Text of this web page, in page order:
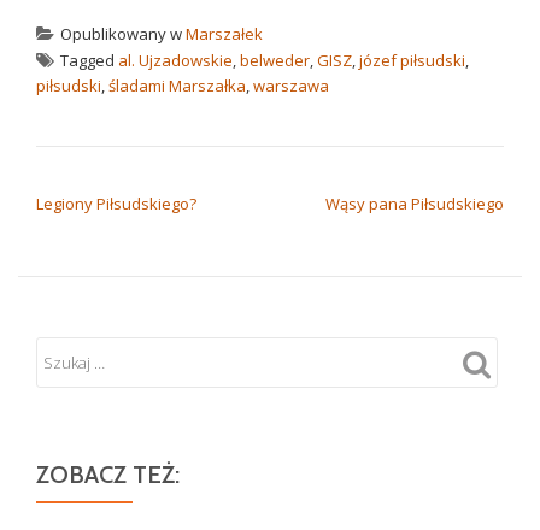
Opublikowany wMarszałek
Tagged al. Ujzadowskie belweder GISZ józef piłsudski
piłsudski śladami Marszałka warszawa
Legiony Piłsudskiego? Wąsy pana Piłsudskiego
ZOBACZ TEŻ: